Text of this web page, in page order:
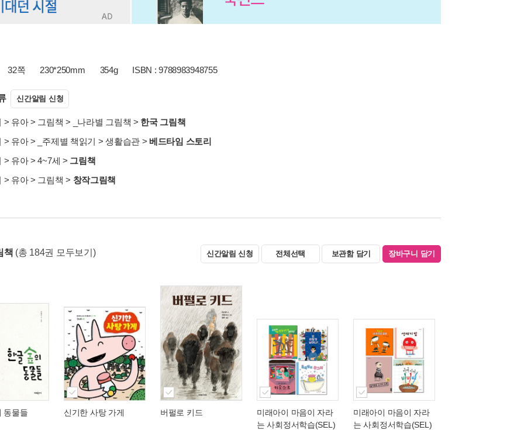
32쪽 230*250mm 354g ISBN : 9788983948755
신간알림 신청
> 유아> 그림책 > _나라별 그림책 > 한국 그림책
> 유아> _주제별 책읽기 >생활습관> 베드타임 스토리
> 유아>4~7세 > 그림책
> 유아> 그림책 > 창작그림책
책 (총 184권 모두보기) 신간알림 신청 전체선택 보관함 담기 장바구니 담기
동물들 신기한 사탕 가게 버펄로 키드
미래아이 마음이 자라
는 사회정서학습(SEL)
미래아이 마음이 자라
는 사회정서학습(SEL)